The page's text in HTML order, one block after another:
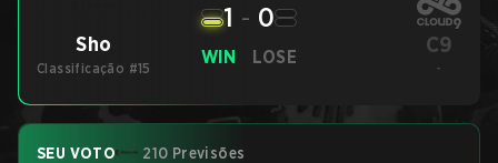
Sho
Classificação #15
WIN
1 - 0
LOSE C9
-
SEU VOTO 210 Previsões